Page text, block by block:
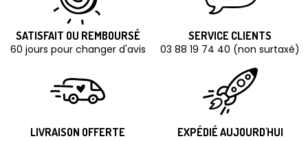
SATISFAIT OU REMBOURSÉ
60 jours pour changer d'avis
SERVICE CLIENTS
03 88 19 74 40 (non surtaxé)
LIVRAISON OFFERTE
EXPÉDIÉ AUJOURD'HUI